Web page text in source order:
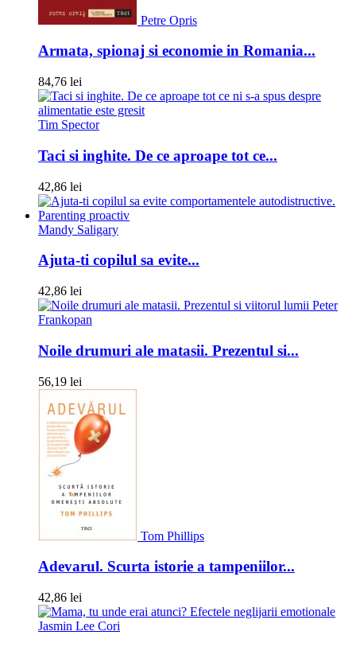
Petre Opris
Armata, spionaj si economie in Romania...
84,76 lei
Tim Spector
Taci si inghite. De ce aproape tot ce...
42,86 lei
Mandy Saligary
Ajuta-ti copilul sa evite...
42,86 lei
Peter
Frankopan
Noile drumuri ale matasii. Prezentul si...
56,19 lei
Tom Phillips
Adevarul. Scurta istorie a tampeniilor...
42,86 lei
Jasmin Lee Cori